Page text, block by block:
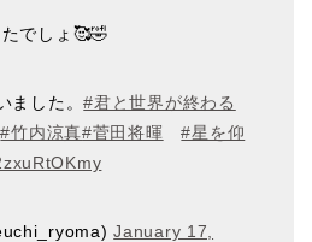
でしょ🥰🤣
ました。#君と世界が終わる
#竹内涼真#菅田将暉
#星を仰
January 17,